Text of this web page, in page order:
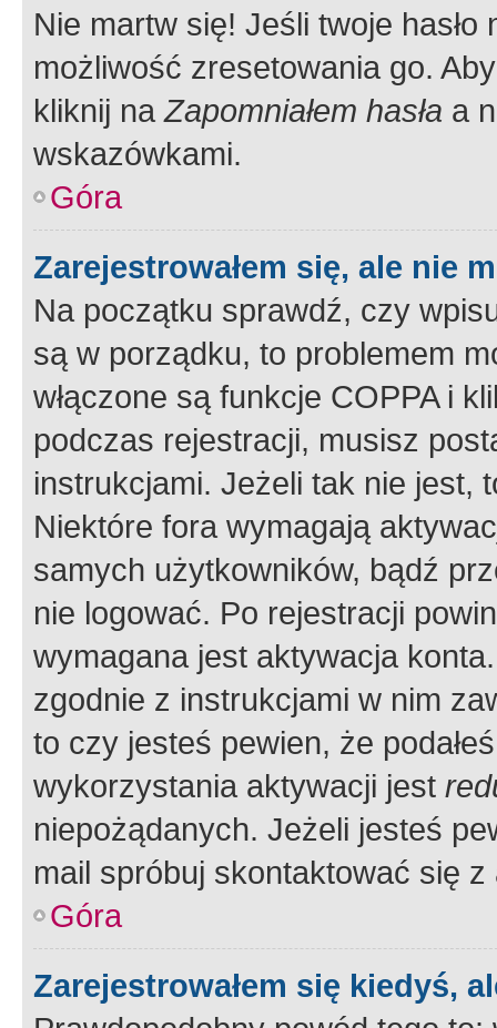
Nie martw się! Jeśli twoje
możliwość zresetowania go.
kliknij naZapomniałem hasła a
wskazówkami.
Góra
Zarejestrowałem się, ale nie
Na początku sprawdź, czy
są w porządku, to problemem
włączone są funkcje COPPA i
podczas rejestracji, musisz
instrukcjami. Jeżeli tak nie jest,
Niektóre fora wymagają
samych użytkowników, bądź
nie logować. Po rejestracji
wymagana jest aktywacja
zgodnie z instrukcjami w nim
to czy jesteś pewien, że
wykorzystania aktywacji jest
niepożądanych. Jeżeli jesteś
mail spróbuj skontaktować się
Góra
Zarejestrowałem się kiedyś,